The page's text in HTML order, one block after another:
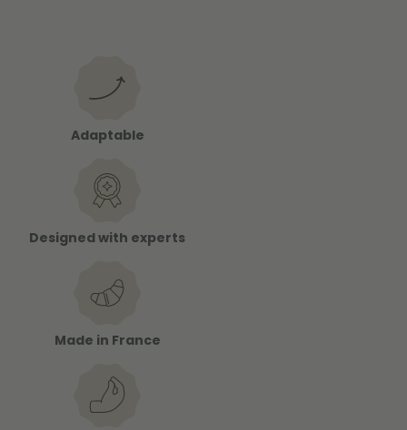
Adaptable
Designed with experts
Made in France